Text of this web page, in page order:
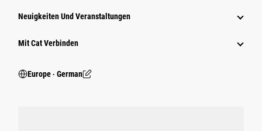
Neuigkeiten Und Veranstaltungen
Mit Cat Verbinden
Europe ‧ German